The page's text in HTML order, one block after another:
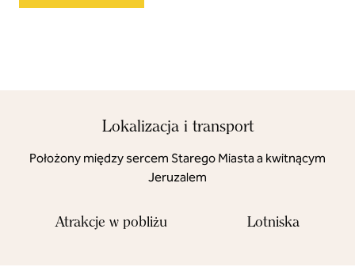
Lokalizacja i transport
Położony między sercem Starego Miasta a kwitnącym
Jeruzalem
Atrakcje w pobliżu Lotniska